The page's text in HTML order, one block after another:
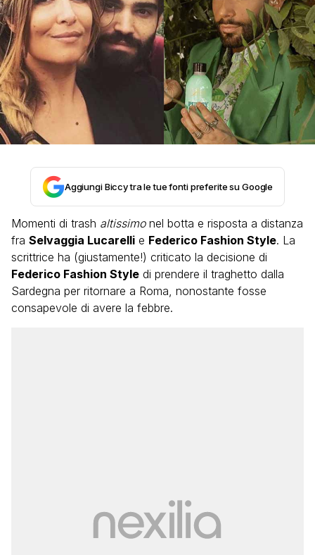
Aggiungi Biccy tra le tue fonti preferite su Google
Momenti di trash altissimonel botta e risposta a distanza
fra Selvaggia Lucarelli e Federico Fashion Style. La
scrittrice ha (giustamente!) criticato la decisione di
Federico Fashion Style di prendere il traghetto dalla
Sardegna per ritornare a Roma, nonostante fosse
consapevole di avere la febbre.